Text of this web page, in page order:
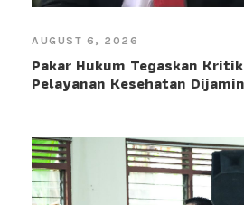
AUGUST 6, 2026
Pakar Hukum Tegaskan
Pelayanan Kesehatan